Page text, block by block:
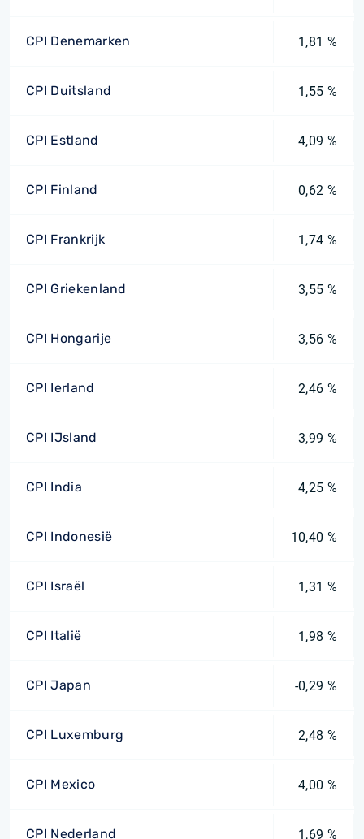
CPI Denemarken 1,81 %
CPI Duitsland 1,55 %
CPI Estland 4,09 %
CPI Finland 0,62 %
CPI Frankrijk 1,74 %
CPI Griekenland 3,55 %
CPI Hongarije 3,56 %
CPI Ierland 2,46 %
CPI IJsland 3,99 %
CPI India 4,25 %
CPI Indonesië 10,40 %
CPI Israël 1,31 %
CPI Italië 1,98 %
CPI Japan -0,29 %
CPI Luxemburg 2,48 %
CPI Mexico 4,00 %
CPI Nederland 1,69 %